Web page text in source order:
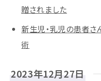
贈されました
新生児・乳児の患者
術
2023年12月27日